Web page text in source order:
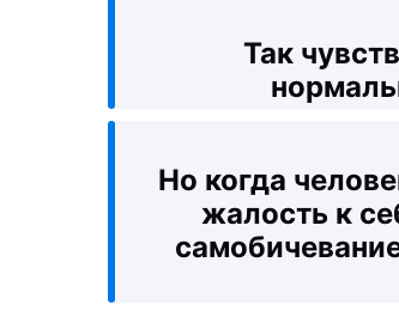
Так
Но когда
жалость к